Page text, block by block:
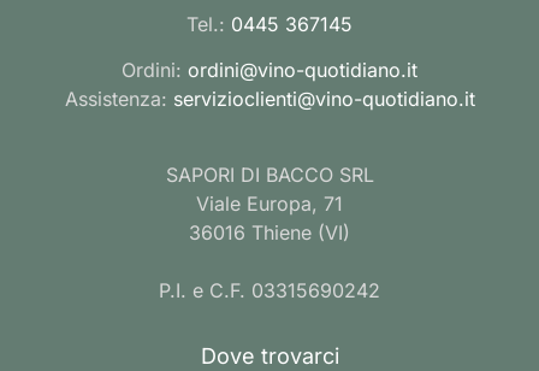
Tel.: 0445 367145
Ordini: ordini@vino-quotidiano.it
Assistenza: servizioclienti@vino-quotidiano.it
SAPORI DI BACCO SRL
Viale Europa, 71
36016 Thiene (VI)
P.I. e C.F. 03315690242
Dove trovarci